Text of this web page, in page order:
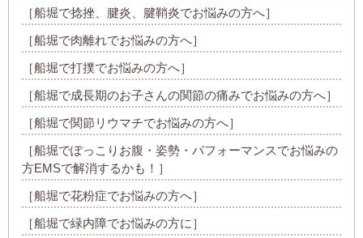
［船堀で捻挫、腱炎、腱鞘炎でお悩みの方へ］
［船堀で肉離れでお悩みの方へ］
［船堀で打撲でお悩みの方へ］
［船堀で成長期のお子さんの関節の痛みでお悩みの方へ］
［船堀で関節リウマチでお悩みの方へ］
［船堀でぽっこりお腹・姿勢・パフォーマンスでお悩みの
方EMSで解消するかも！］
［船堀で花粉症でお悩みの方へ］
［船堀で緑内障でお悩みの方に］